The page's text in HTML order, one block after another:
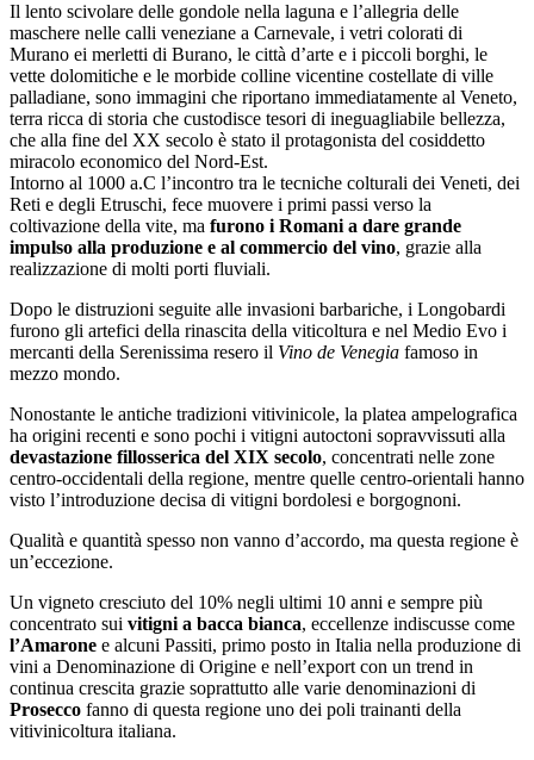
Il lento scivolare delle gondole nella laguna e l’allegria delle
maschere nelle calli veneziane a Carnevale, i vetri colorati di
Murano ei merletti di Burano, le città d’arte e i piccoli borghi, le
vette dolomitiche e le morbide colline vicentine costellate di ville
palladiane, sono immagini che riportano immediatamente al Veneto,
terra ricca di storia che custodisce tesori di ineguagliabile bellezza,
che alla fine del XX secolo è stato il protagonista del cosiddetto
miracolo economico del Nord-Est.
Intorno al 1000 a.C l’incontro tra le tecniche colturali dei Veneti, dei
Reti e degli Etruschi, fece muovere i primi passi verso la
coltivazione della vite, ma furono i Romani a dare grande
impulso alla produzione e al commercio del vino, grazie alla
realizzazione di molti porti fluviali.
Dopo le distruzioni seguite alle invasioni barbariche, i Longobardi
furono gli artefici della rinascita della viticoltura e nel Medio Evo i
mercanti della Serenissima resero il Vino de Venegia famoso in
mezzo mondo.
Nonostante le antiche tradizioni vitivinicole, la platea ampelografica
ha origini recenti e sono pochi i vitigni autoctoni sopravvissuti alla
devastazione fillosserica del XIX secolo, concentrati nelle zone
centro-occidentali della regione, mentre quelle centro-orientali hanno
visto l’introduzione decisa di vitigni bordolesi e borgognoni.
Qualità e quantità spesso non vanno d’accordo, ma questa regione è
un’eccezione.
Un vigneto cresciuto del 10% negli ultimi 10 anni e sempre più
concentrato sui vitigni a bacca bianca, eccellenze indiscusse come
l’Amarone e alcuni Passiti, primo posto in Italia nella produzione di
vini a Denominazione di Origine e nell’export con un trend in
continua crescita grazie soprattutto alle varie denominazioni di
Prosecco fanno di questa regione uno dei poli trainanti della
vitivinicoltura italiana.